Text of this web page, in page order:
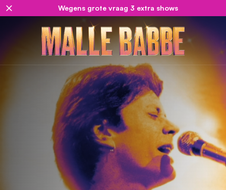
Wegens grote vraag 3 extra shows